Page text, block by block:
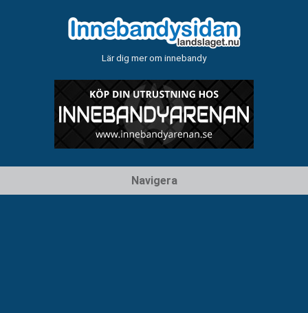
Lär dig mer om innebandy
Navigera